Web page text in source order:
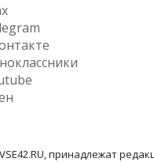
принадлежат